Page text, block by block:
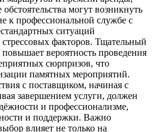
могут возникнуть
к профессиональной службе с
ситуаций
факторов. Тщательный
вероятность проведения
сюрпризов, что
памятных мероприятий.
с поставщиком, начиная с
завершением услуги, должен
и профессионализме,
и поддержки. Важно
влияет не только на